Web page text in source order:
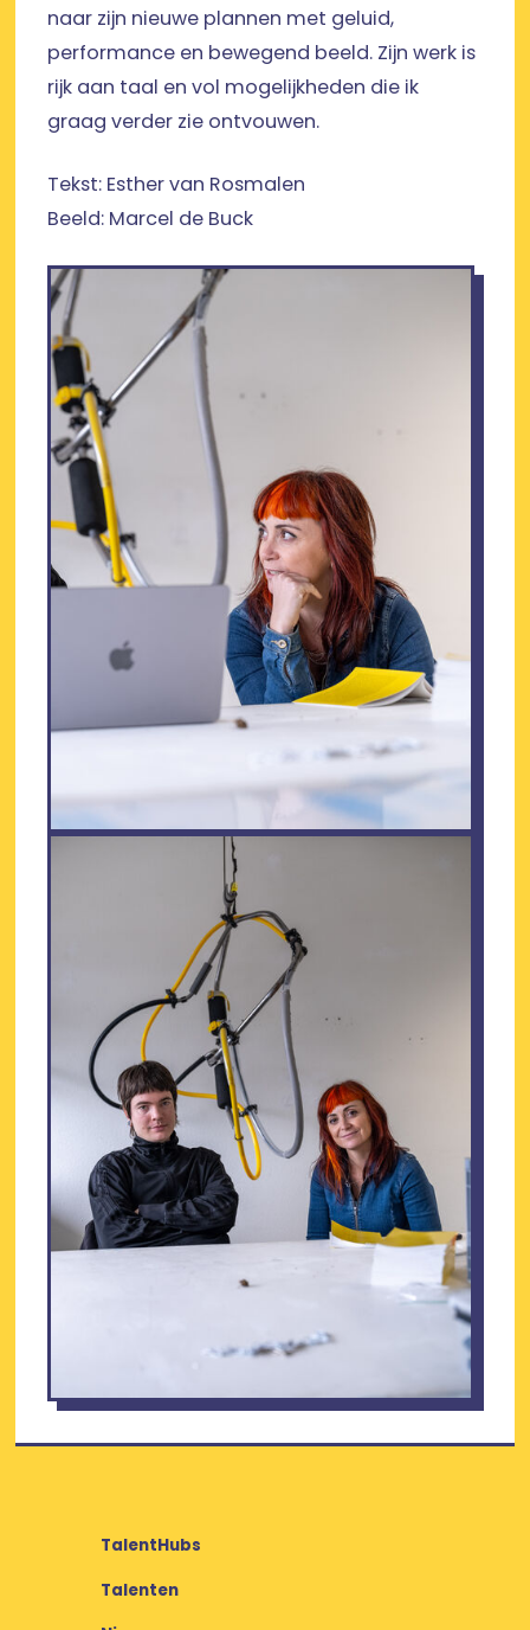
naar zijn nieuwe plannen met geluid,
performance en bewegend beeld. Zijn werk is
rijk aan taal en vol mogelijkheden die ik
graag verder zie ontvouwen.
Tekst: Esther van Rosmalen
Beeld: Marcel de Buck
TalentHubs
Talenten